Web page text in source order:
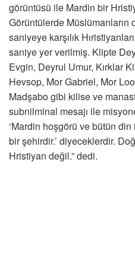
görüntüsü ile Mardin bir
Görüntülerde Müslümanların
saniyeye karşılık
saniye yer verilmiş. Klipte
Evgin, Deyrul Umur, Kırklar
Hevsop, Mor Gabriel, Mor
Madşabo gibi kilise ve
subnilminal mesajı ile
‘Mardin hoşgörü ve bütün
bir şehirdir.’ diyeceklerdir.
Hristiyan değil.” dedi.